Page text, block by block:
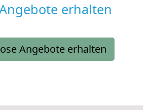
erhalten
Angebote erhalten